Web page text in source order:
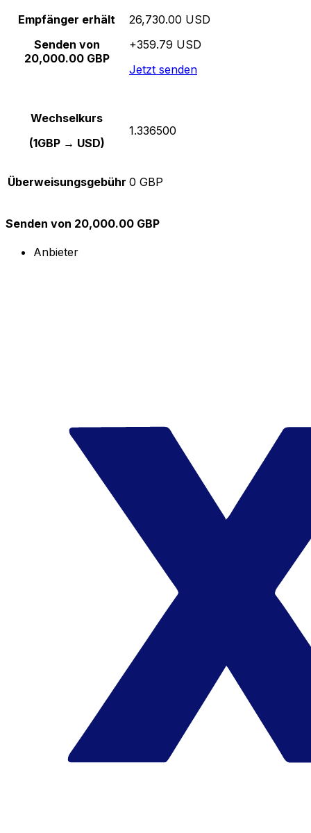
Empfänger erhält
Senden von
20,000.00 GBP
26,730.00 USD
+359.79 USD
Jetzt senden
Wechselkurs
(1GBP → USD)
1.336500
Überweisungsgebühr 0 GBP
Senden von 20,000.00 GBP
Anbieter